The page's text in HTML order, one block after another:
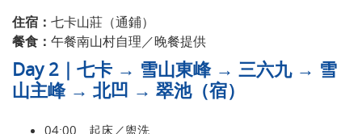
住宿： 七卡山莊（通鋪）
餐食： 午餐南山村自理／晚餐提供
Day 2｜七卡 → 雪山東峰 → 三六九 → 雪
山主峰 → 北凹 → 翠池（宿）
04:00 起床／盥洗